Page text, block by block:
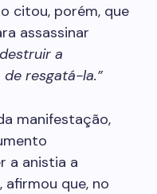
citou, porém, que
assassinar
a
resgatá-la.”
manifestação,
a anistia a
afirmou que, no